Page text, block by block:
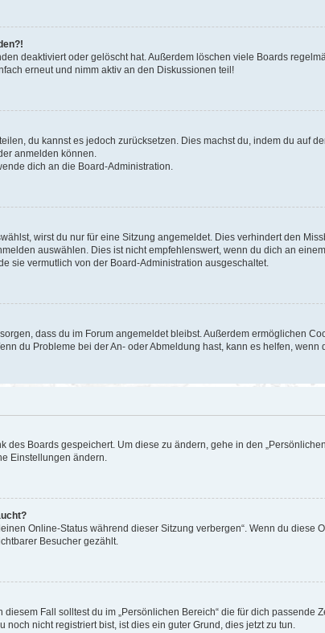
deaktiviert oder gelöscht hat. Außerdem löschen viele Boards
erneut und nimm aktiv an den Diskussionen teil!
du kannst es jedoch zurücksetzen. Dies machst du, indem du auf
anmelden können.
dich an die Board-Administration.
wirst du nur für eine Sitzung angemeldet. Dies verhindert den
auswählen. Dies ist nicht empfehlenswert, wenn du dich an
sie vermutlich von der Board-Administration ausgeschaltet.
dass du im Forum angemeldet bleibst. Außerdem ermöglichen
du Probleme bei der An- oder Abmeldung hast, kann es helfen, wenn
Boards gespeichert. Um diese zu ändern, gehe in den
Einstellungen ändern.
Online-Status während dieser Sitzung verbergen“. Wenn du diese
Besucher gezählt.
Fall solltest du im „Persönlichen Bereich“ die für dich passende
nicht registriert bist, ist dies ein guter Grund, dies jetzt zu tun.